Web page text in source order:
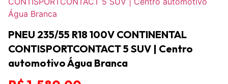
PNEU 235/55 R18 100V CONTINENTAL
CONTISPORTCONTACT 5 SUV | Centro
automotivo Água Branca